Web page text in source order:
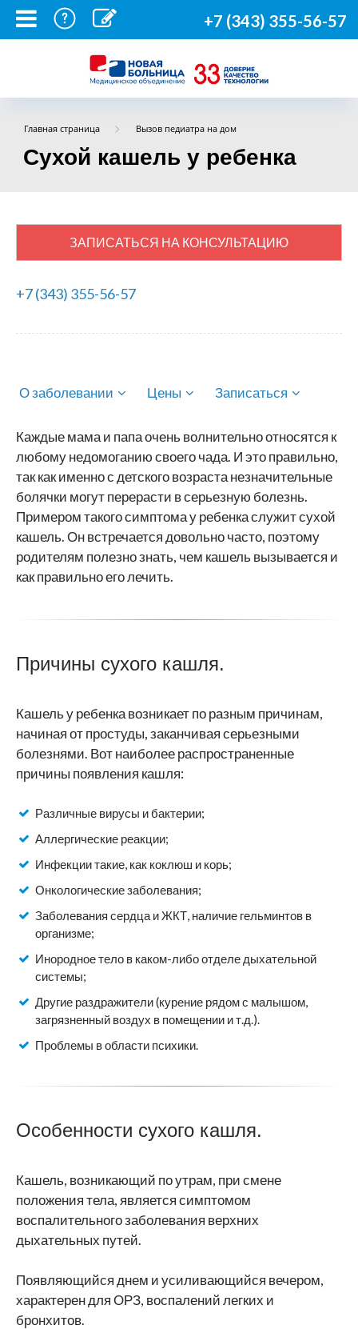
+7 (343) 355-56-57
Главная страница Вызов педиатра на дом
Сухой кашель у ребенка
ЗАПИСАТЬСЯ НА КОНСУЛЬТАЦИЮ
+7 (343) 355-56-57
О заболевании Цены Записаться
Каждые мама и папа очень волнительно относятся к
любому недомоганию своего чада. И это правильно,
так как именно с детского возраста незначительные
болячки могут перерасти в серьезную болезнь.
Примером такого симптома у ребенка служит сухой
кашель. Он встречается довольно часто, поэтому
родителям полезно знать, чем кашель вызывается и
как правильно его лечить.
Причины сухого кашля.
Кашель у ребенка возникает по разным причинам,
начиная от простуды, заканчивая серьезными
болезнями. Вот наиболее распространенные
причины появления кашля:
Различные вирусы и бактерии;
Аллергические реакции;
Инфекции такие, как коклюш и корь;
Онкологические заболевания;
Заболевания сердца и ЖКТ, наличие гельминтов в
организме;
Инородное тело в каком-либо отделе дыхательной
системы;
Другие раздражители (курение рядом с малышом,
загрязненный воздух в помещении и т.д.).
Проблемы в области психики.
Особенности сухого кашля.
Кашель, возникающий по утрам, при смене
положения тела, является симптомом
воспалительного заболевания верхних
дыхательных путей.
Появляющийся днем и усиливающийся вечером,
характерен для ОРЗ, воспалений легких и
бронхитов.